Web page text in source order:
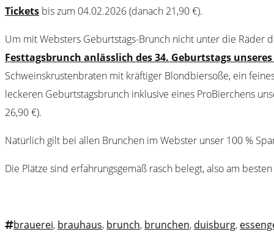
Tickets bis zum 04.02.2026 (danach 21,90 €).
Um mit Websters Geburtstags-Brunch nicht unter die Räder
Festtagsbrunch anlässlich des 34. Geburtstags
Schweinskrustenbraten mit kräftiger Blondbiersoße, ein
leckeren Geburtstagsbrunch inklusive eines ProBierchens
26,90 €).
Natürlich gilt bei allen Brunchen im Webster unser 100 %
Die Plätze sind erfahrungsgemäß rasch belegt, also am
brauerei, brauhaus, brunch, brunchen, duisburg,